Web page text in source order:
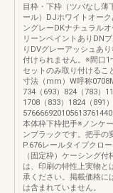
目枠・下枠（ツバなし薄
ール）DJホワイトオー
ングレーDKナチュラル
リーンペイントありDN
りDVグレーアッシュあ
付けられません。※間口1
セットのみ取り付ける
寸法（mm）W呼称
734（693）824（783）
1708（833）1824（891
本体枠下枠把手※ノンケ
ンブラックです。把手の
P.676レールタイプクロ
（固定枠）ケーシング
は、印刷の特性上実物と
承ください。掲載価格に
は含まれていません。